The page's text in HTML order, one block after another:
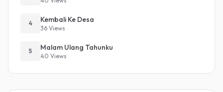
4 Kembali Ke Desa
36 Views
5 Malam Ulang Tahunku
40 Views